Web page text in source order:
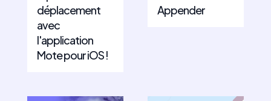
déplacement
avec
l'application
Mote pour iOS !
Appender